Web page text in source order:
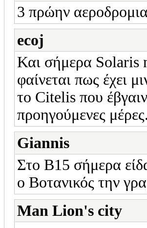
3 πρώην
ecoj
Και σήμερα Solaris
φαίνεται πως έχει
το Citelis που
προηγούμενες μέρες.
Giannis
Στο Β15 σήμερα
ο Βοτανικός την
Man Lion's city